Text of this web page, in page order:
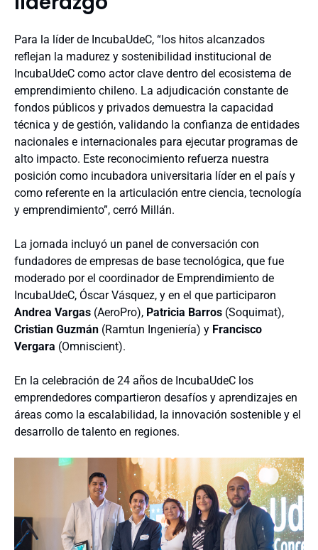
Para la líder de IncubaUdeC, “los hitos alcanzados
reflejan la madurez y sostenibilidad institucional de
IncubaUdeC como actor clave dentro del ecosistema de
emprendimiento chileno. La adjudicación constante de
fondos públicos y privados demuestra la capacidad
técnica y de gestión, validando la confianza de entidades
nacionales e internacionales para ejecutar programas de
alto impacto. Este reconocimiento refuerza nuestra
posición como incubadora universitaria líder en el país y
como referente en la articulación entre ciencia, tecnología
y emprendimiento”, cerró Millán.
La jornada incluyó un panel de conversación con
fundadores de empresas de base tecnológica, que fue
moderado por el coordinador de Emprendimiento de
IncubaUdeC, Óscar Vásquez, y en el que participaron
Andrea Vargas (AeroPro), Patricia Barros (Soquimat),
Cristian Guzmán (Ramtun Ingeniería) y Francisco
Vergara (Omniscient).
En la celebración de 24 años de IncubaUdeC los
emprendedores compartieron desafíos y aprendizajes en
áreas como la escalabilidad, la innovación sostenible y el
desarrollo de talento en regiones.